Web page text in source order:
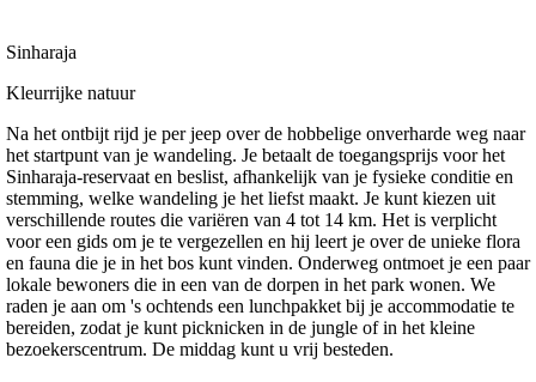
Sinharaja
Kleurrijke natuur
Na het ontbijt rijd je per jeep over de hobbelige onverharde weg naar
het startpunt van je wandeling. Je betaalt de toegangsprijs voor het
Sinharaja-reservaat en beslist, afhankelijk van je fysieke conditie en
stemming, welke wandeling je het liefst maakt. Je kunt kiezen uit
verschillende routes die variëren van 4 tot 14 km. Het is verplicht
voor een gids om je te vergezellen en hij leert je over de unieke flora
en fauna die je in het bos kunt vinden. Onderweg ontmoet je een paar
lokale bewoners die in een van de dorpen in het park wonen. We
raden je aan om 's ochtends een lunchpakket bij je accommodatie te
bereiden, zodat je kunt picknicken in de jungle of in het kleine
bezoekerscentrum. De middag kunt u vrij besteden.